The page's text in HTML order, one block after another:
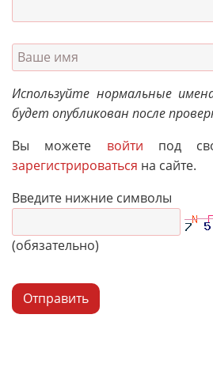
Используйте нормальные
будет опубликован после
Вы можете войти под
зарегистрироваться на сайте.
Введите нижние символы
(обязательно)
Отправить